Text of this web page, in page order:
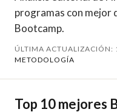
programas con mejor
Bootcamp.
ÚLTIMA ACTUALIZACIÓN:
METODOLOGÍA
Top 10 mejores